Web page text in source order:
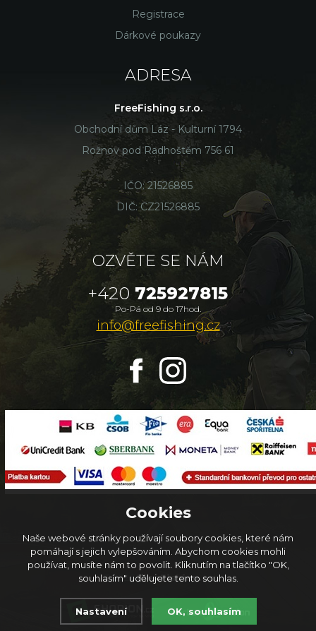
Registrace
Dárkové poukazy
ADRESA
FreeFishing s.r.o.
Obchodní dům Láz - Kulturní 1794
Rožnov pod Radhoštěm 756 61
IČO: 21526885
DIČ: CZ21526885
OZVĚTE SE NÁM
+420 725927815
Po-Pá od 9 do 17hod.
info@freefishing.cz
© 2026FreeFishing.cz
Cookies
Naše webové stránky používají soubory cookies, které nám
pomáhají s jejich vylepšováním. Abychom cookies mohli
používat, musíte nám to povolit. Kliknutím na tlačítko "OK,
souhlasím" udělujete tento souhlas.
Nastavení OK, souhlasím